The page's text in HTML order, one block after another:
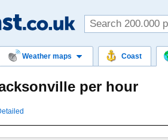
Weather maps Coast
per hour